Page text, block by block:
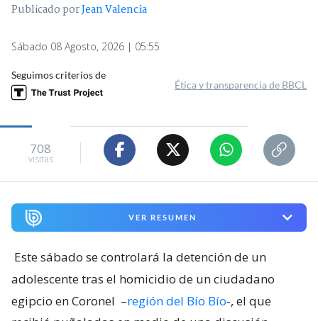
Publicado porJean Valencia
Sábado 08 Agosto, 2026 | 05:55
Seguimos criterios de
Ética y transparencia de BBCL
708
visitas
VER RESUMEN
Este sábado se controlará la detención de un
adolescente tras el homicidio de un ciudadano
egipcio en Coronel –región del Bío Bío-, el que